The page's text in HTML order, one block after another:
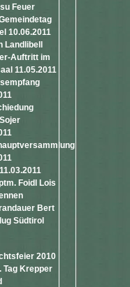
Feuer
10.06.2011
Landlibell
Auftritt im
11.05.2011
Foidl Lois
Bert
Südtirol
2010
Tag Krepper